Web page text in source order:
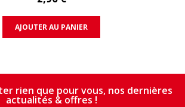
AJOUTER AU PANIER
rien que pour vous, nos dernières
actualités & offres !